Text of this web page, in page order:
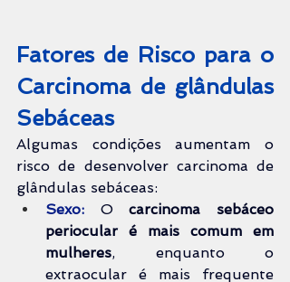
Fatores de Risco para o
Carcinoma de
glândulas
Sebáceas
Algumas condições aumentam o
risco de desenvolver carcinoma de
glândulas sebáceas:
Sexo: O carcinoma sebáceo
periocular é mais comum em
mulheres, enquanto o
extraocular é mais frequente